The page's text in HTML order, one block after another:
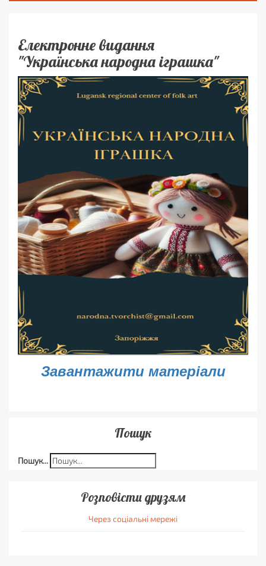
Електронне видання
"Українська народна іграшка"
Завантажити матеріали
Пошук
Пошук...
Розповісти друзям
Через соціальні мережі